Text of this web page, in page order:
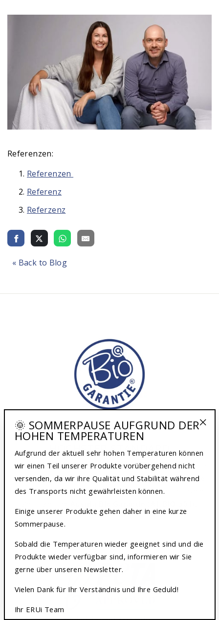
Referenzen:
Referenzen
Referenz
Referzenz
« Back to Blog
HÖCHSTER STANDARD
Die sanfte, hautverträgliche ERUi Pflegelinie haben wir in
Bio Qualität für Dich kreiert. Ohne Kompromisse, 100 %
natürlich und in Bio Qualität. Das bestätigt auch unsere
🌞 SOMMERPAUSE AUFGRUND DER
HOHEN TEMPERATUREN
Aufgrund der aktuell sehr hohen Temperaturen können
wir einen Teil unserer Produkte vorübergehend nicht
versenden, da wir ihre Qualität und Stabilität während
des Transports nicht gewährleisten können.
Einige unserer Produkte gehen daher in eine kurze
Sommerpause.
Sobald die Temperaturen wieder geeignet sind und die
Produkte wieder verfügbar sind, informieren wir Sie
gerne über unseren Newsletter.
Vielen Dank für Ihr Verständnis und Ihre Geduld!
Ihr ERUi Team